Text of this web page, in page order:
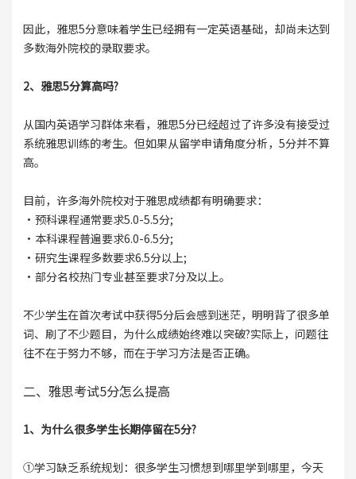
因此，雅思5分意味着学生已经拥有一定英语基础，却尚未达到
多数海外院校的录取要求。
2、雅思5分算高吗?
从国内英语学习群体来看，雅思5分已经超过了许多没有接受过
系统雅思训练的考生。但如果从留学申请角度分析，5分并不算
高。
目前，许多海外院校对于雅思成绩都有明确要求：
·预科课程通常要求5.0-5.5分;
·本科课程普遍要求6.0-6.5分;
·研究生课程多数要求6.5分以上;
·部分名校热门专业甚至要求7分及以上。
不少学生在首次考试中获得5分后会感到迷茫，明明背了很多单
词、刷了不少题目，为什么成绩始终难以突破?实际上，问题往
往不在于努力不够，而在于学习方法是否正确。
二、雅思考试5分怎么提高
1、为什么很多学生长期停留在5分?
①学习缺乏系统规划：很多学生习惯想到哪里学到哪里，今天